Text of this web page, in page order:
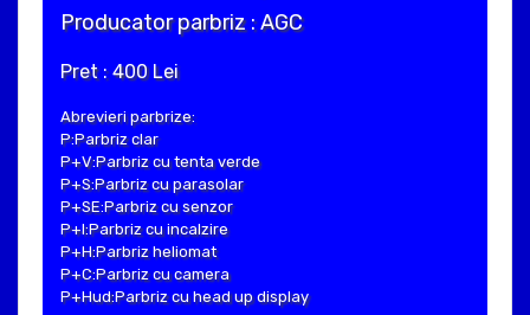
Producator parbriz : AGC
Pret : 400 Lei
Abrevieri parbrize:
P:Parbriz clar
P+V:Parbriz cu tenta verde
P+S:Parbriz cu parasolar
P+SE:Parbriz cu senzor
P+I:Parbriz cu incalzire
P+H:Parbriz heliomat
P+C:Parbriz cu camera
P+Hud:Parbriz cu head up display